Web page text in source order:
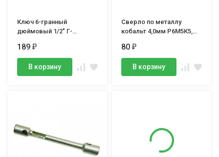
Ключ 6-гранный
дюймовый 1/2" Г-
189₽
В корзину
Сверло по металлу
кобальт 4,0мм Р6М5К5,
80₽
В корзину